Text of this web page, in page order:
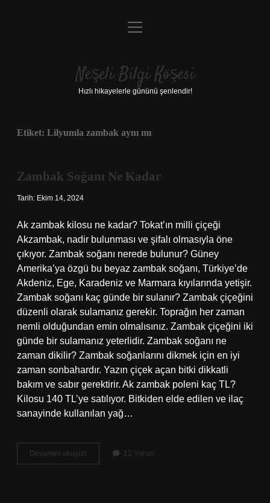
Anasayfa
Yasal Uyarı
menüyü
Neşeli Bilgi Köşesi
Hızlı hikayelerle gününü şenlendir!
Etiket: Lilyumla zambak aynı mı
Zambak Soğanı Ne Kadar
Tarih: Ekim 14, 2024
Ak zambak kilosu ne kadar? Tokat’ın milli çiçeği
Akzambak, nadir bulunması ve şifalı olmasıyla öne
çıkıyor. Zambak soğanı nerede bulunur? Güney
Amerika’ya özgü bu beyaz zambak soğanı, Türkiye’de
Akdeniz, Ege, Karadeniz ve Marmara kıyılarında yetişir.
Zambak soğanı kaç günde bir sulanır? Zambak çiçeğini
düzenli olarak sulamanız gerekir. Toprağın her zaman
nemli olduğundan emin olmalısınız. Zambak çiçeğini iki
günde bir sulamanız yeterlidir. Zambak soğanı ne
zaman dikilir? Zambak soğanlarını dikmek için en iyi
zaman sonbahardır. Yazın çiçek açan bitki dikkatli
bakım ve sabır gerektirir. Ak zambak poleni kaç TL?
Kilosu 140 TL’ye satılıyor. Bitkiden elde edilen ve ilaç
sanayinde kullanılan yağ…
Devamını okuyun
Soğanı
12 Yorum